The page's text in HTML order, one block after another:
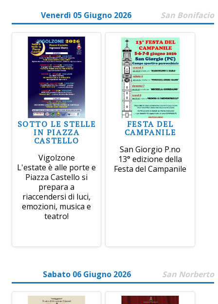
Venerdì 05 Giugno 2026 San Bonifacio
SOTTO LE STELLE
IN PIAZZA
CASTELLO
Vigolzone
L'estate è alle porte e
Piazza Castello si
prepara a
riaccendersi di luci,
emozioni, musica e
teatro!
FESTA DEL
CAMPANILE
San Giorgio P.no
13° edizione della
Festa del Campanile
Sabato 06 Giugno 2026 San Norberto